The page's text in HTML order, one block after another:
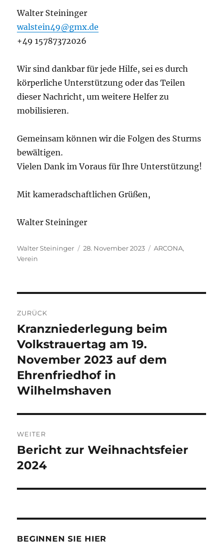
Walter Steininger
walstein49@gmx.de
+49 15787372026
Wir sind dankbar für jede Hilfe, sei es durch
körperliche Unterstützung oder das Teilen
dieser Nachricht, um weitere Helfer zu
mobilisieren.
Gemeinsam können wir die Folgen des Sturms
bewältigen.
Vielen Dank im Voraus für Ihre Unterstützung!
Mit kameradschaftlichen Grüßen,
Walter Steininger
Autor
Walter Steininger
Veröffentlicht
28. November 2023 Kategorien
ARCONA,
Verein
ZURÜCK
Vorheriger
Beitrag:
Kranzniederlegung beim
Volkstrauertag am 19.
November 2023 auf dem
Ehrenfriedhof in
Wilhelmshaven
WEITER
Nächster
Beitrag:
Bericht zur Weihnachtsfeier
2024
BEGINNEN SIE HIER